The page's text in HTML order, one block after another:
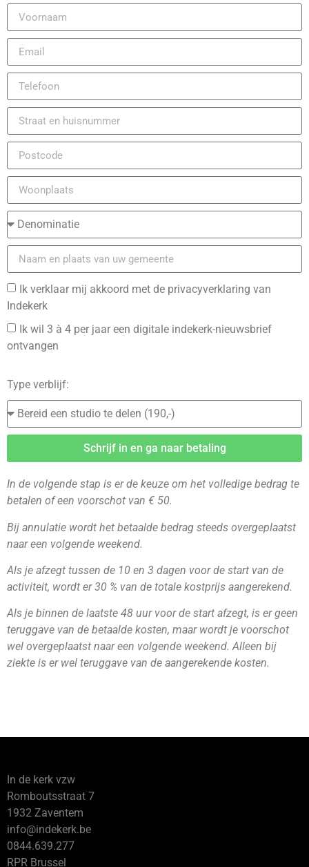
Ik verklaar mij akkoord met de privacyverklaring van
Indekerk
Ik wil 3 à 4 per jaar een digitale indekerk-nieuwsbrief
ontvangen
Type verblijf:
Schrijf in en ga naar betaling
In de volgende stap is er de keuze om het volledige bedrag te
betalen of een voorschot van € 50.
Bij annulatie wordt het betaalde bedrag steeds overgeplaatst
naar een volgende weekend.
Als je afzegt tussen de 10 en 3 dagen voor de start van de
activiteit, wordt er 30 % van de totale kostprijs aangerekend.
Als je binnen de laatste 48 uur voor de start afzegt, is er geen
teruggave van de betaalde kosten, maar wordt je voorschot
wel overgeplaatst naar een volgende weekend. Alleen bij
ziekte is er wel teruggave van de aangerekende kosten.
In de kerk vzw
Romboutsstraat 7
1932 Zaventem
info@indekerk.be
0844.639.277
RPR Brussel